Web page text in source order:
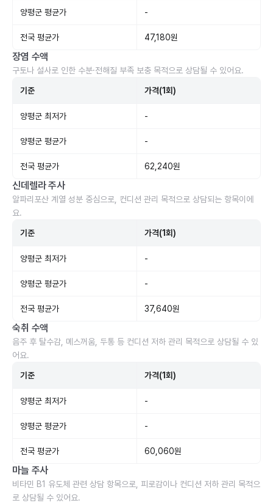
양평군 평균가 -
전국 평균가 47,180원
장염 수액
구토나 설사로 인한 수분·전해질 부족 보충 목적으로 상담될 수 있어요.
기준 가격(1회)
양평군 최저가 -
양평군 평균가 -
전국 평균가 62,240원
신데렐라 주사
알파리포산 계열 성분 중심으로, 컨디션 관리 목적으로 상담되는 항목이에
요.
기준 가격(1회)
양평군 최저가 -
양평군 평균가 -
전국 평균가 37,640원
숙취 수액
음주 후 탈수감, 메스꺼움, 두통 등 컨디션 저하 관리 목적으로 상담될 수 있
어요.
기준 가격(1회)
양평군 최저가 -
양평군 평균가 -
전국 평균가 60,060원
마늘 주사
비타민 B1 유도체 관련 상담 항목으로, 피로감이나 컨디션 저하 관리 목적으
로 상담될 수 있어요.